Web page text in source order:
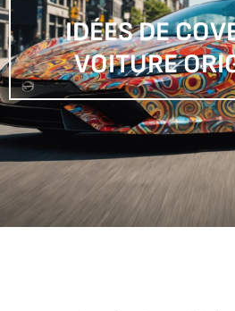
IDÉES DE
VOITURE